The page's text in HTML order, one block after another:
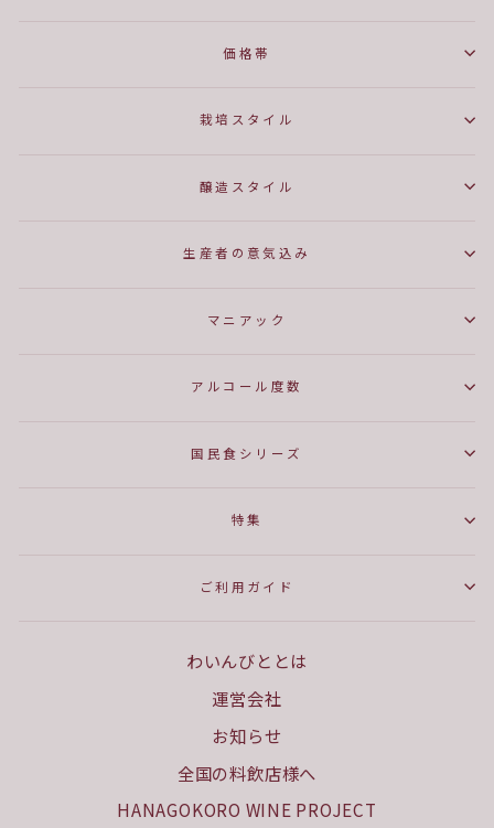
価格帯
栽培スタイル
醸造スタイル
生産者の意気込み
マニアック
アルコール度数
国民食シリーズ
特集
ご利用ガイド
わいんびととは
運営会社
お知らせ
全国の料飲店様へ
HANAGOKORO WINE PROJECT